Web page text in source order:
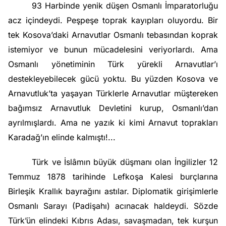
93 Harbinde yenik düşen Osmanlı İmparatorluğu
acz içindeydi. Peşpeşe toprak kayıpları oluyordu. Bir
tek Kosova’daki Arnavutlar Osmanlı tebasından koprak
istemiyor ve bunun mücadelesini veriyorlardı. Ama
Osmanlı yönetiminin Türk yürekli Arnavutlar’ı
destekleyebilecek gücü yoktu. Bu yüzden Kosova ve
Arnavutluk’ta yaşayan Türklerle Arnavutlar müştereken
bağımsız Arnavutluk Devletini kurup, Osmanlı’dan
ayrılmışlardı. Ama ne yazık ki kimi Arnavut toprakları
Karadağ’ın elinde kalmıştı!...
Türk ve İslâmın büyük düşmanı olan İngilizler 12
Temmuz 1878 tarihinde Lefkoşa Kalesi burçlarına
Birleşik Krallık bayrağını astılar. Diplomatik girişimlerle
Osmanlı Sarayı (Padişahı) acınacak haldeydi. Sözde
Türk’ün elindeki Kıbrıs Adası, savaşmadan, tek kurşun